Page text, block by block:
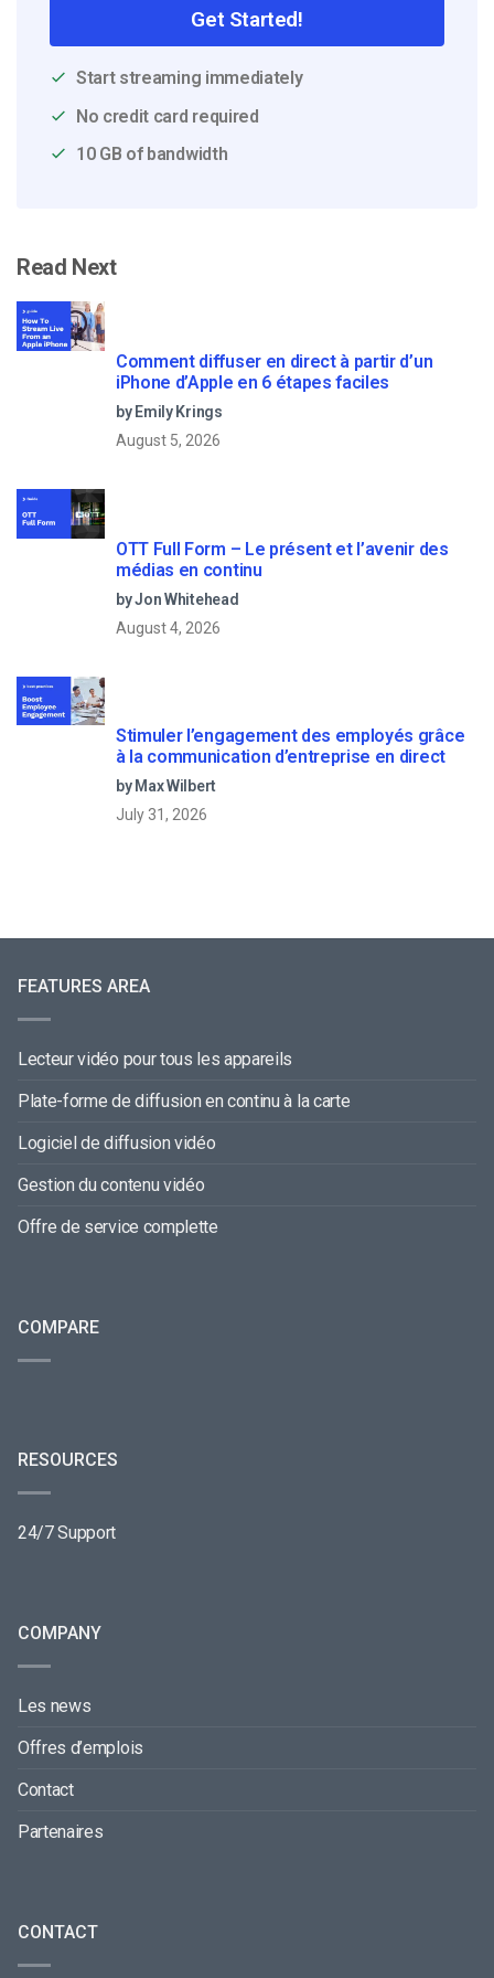
Get Started!
Start streaming immediately
No credit card required
10 GB of bandwidth
Read Next
Comment diffuser en direct à partir d’un
iPhone d’Apple en 6 étapes faciles
by Emily Krings
August 5, 2026
OTT Full Form – Le présent et l’avenir des
médias en continu
by Jon Whitehead
August 4, 2026
Stimuler l’engagement des employés grâce
à la communication d’entreprise en direct
by Max Wilbert
July 31, 2026
FEATURES AREA
Lecteur vidéo pour tous les appareils
Plate-forme de diffusion en continu à la carte
Logiciel de diffusion vidéo
Gestion du contenu vidéo
Offre de service complette
COMPARE
RESOURCES
24/7 Support
COMPANY
Les news
Offres d’emplois
Contact
Partenaires
CONTACT